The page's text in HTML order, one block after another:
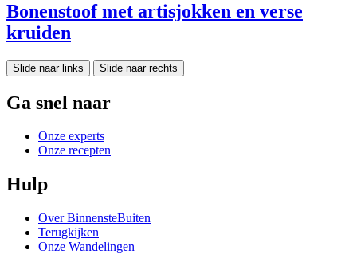
Bonenstoof met artisjokken en verse
kruiden
Slide naar links Slide naar rechts
Ga snel naar
Onze experts
Onze recepten
Hulp
Over BinnensteBuiten
Terugkijken
Onze Wandelingen